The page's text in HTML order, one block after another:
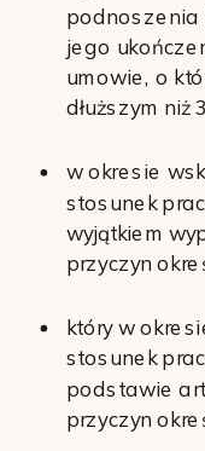
podnoszenia
jego
umowie, o
dłuższym niż
w okresie
stosunek
wyjątkiem
przyczyn
który w
stosunek
podstawie
przyczyn